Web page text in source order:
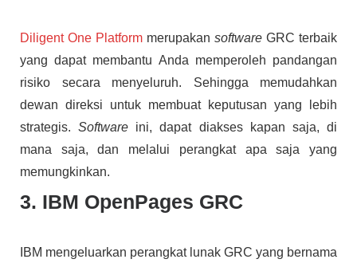
Diligent One Platform merupakan software GRC terbaik
yang dapat membantu Anda memperoleh pandangan
risiko secara menyeluruh. Sehingga memudahkan
dewan direksi untuk membuat keputusan yang lebih
strategis.Software ini, dapat diakses kapan saja, di
mana saja, dan melalui perangkat apa saja yang
memungkinkan.
3. IBM OpenPages GRC
IBM mengeluarkan perangkat lunak GRC yang bernama